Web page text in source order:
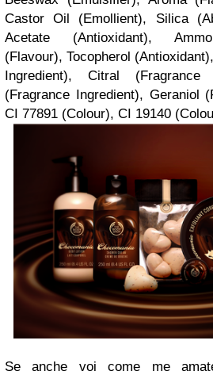
Castor Oil (Emollient), Silica
Acetate (Antioxidant),
(Flavour), Tocopherol
Ingredient), Citral (Fragrance
(Fragrance Ingredient), Geraniol
CI 77891 (Colour), CI 19140
Se anche voi come me